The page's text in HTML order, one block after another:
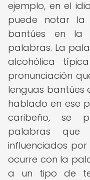
ejemplo, en el
puede notar la
bantúes en la
palabras. La
alcohólica
pronunciación
lenguas bantúes
hablado en ese
caribeño, se
palabras que
influenciados
ocurre con la
a un tipo de